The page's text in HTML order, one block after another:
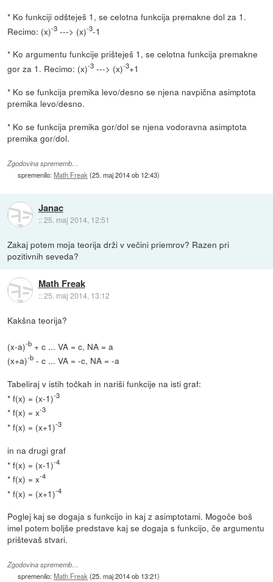
* Ko funkciji odšteješ 1, se celotna funkcija premakne dol za 1.
Recimo: (x)-3 ---> (x)-3-1
* Ko argumentu funkcije prišteješ 1, se celotna funkcija premakne
gor za 1. Recimo: (x)-3 ---> (x)-3+1
* Ko se funkcija premika levo/desno se njena navpična asimptota
premika levo/desno.
* Ko se funkcija premika gor/dol se njena vodoravna asimptota
premika gor/dol.
Zgodovina sprememb…
spremenilo:Math Freak (25. maj 2014 ob 12:43)
Janac
::25. maj 2014, 12:51
Zakaj potem moja teorija drži v večini priemrov? Razen pri
pozitivnih seveda?
Math Freak
::25. maj 2014, 13:12
Kakšna teorija?
(x-a)-b + c ... VA = c, NA = a
(x+a)-b - c ... VA = -c, NA = -a
Tabeliraj v istih točkah in nariši funkcije na isti graf:
* f(x) = (x-1)-3
* f(x) = x-3
* f(x) = (x+1)-3
in na drugi graf
* f(x) = (x-1)-4
* f(x) = x-4
* f(x) = (x+1)-4
Poglej kaj se dogaja s funkcijo in kaj z asimptotami. Mogoče boš
imel potem boljše predstave kaj se dogaja s funkcijo, če argumentu
prištevaš stvari.
Zgodovina sprememb…
spremenilo:Math Freak(25. maj 2014 ob 13:21)